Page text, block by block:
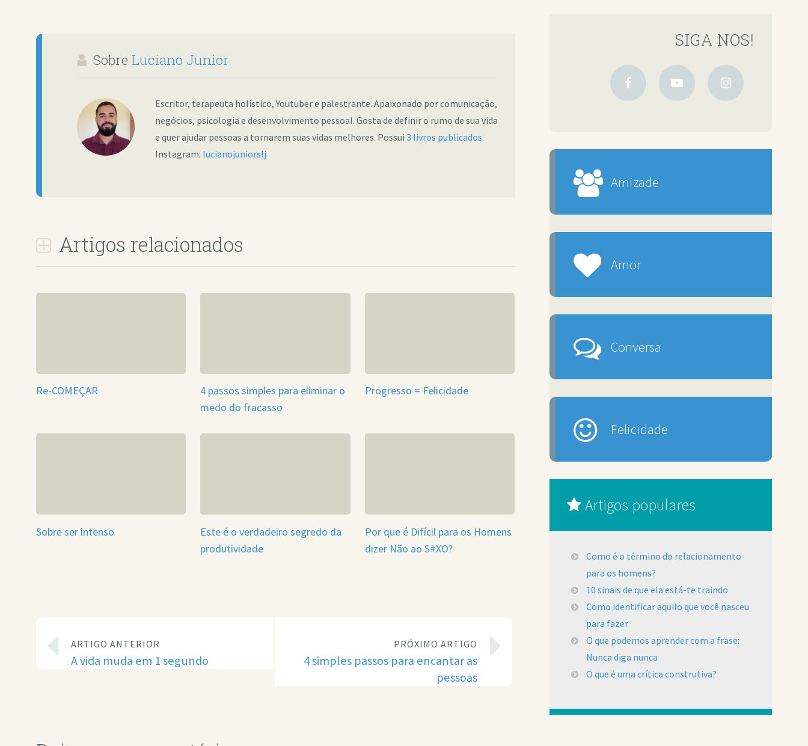
Sobre Luciano Junior
Escritor, terapeuta holístico, Youtuber e palestrante. Apaixonado por comunicação,
negócios, psicologia e desenvolvimento pessoal. Gosta de definir o rumo de sua vida
e quer ajudar pessoas a tornarem suas vidas melhores. Possui 3 livros publicados.
Instagram: lucianojuniorslj
Artigos relacionados
Re-COMEÇAR
4 passos simples para eliminar o
medo do fracasso
Progresso = Felicidade
Sobre ser intenso
Este é o verdadeiro segredo da
produtividade
Por que é Difícil para os Homens
dizer Não ao S#XO?
ARTIGO ANTERIOR
A vida muda em 1 segundo
PRÓXIMO ARTIGO
4 simples passos para encantar as
pessoas
SIGA NOS!
Amizade
Amor
Conversa
Felicidade
Artigos populares
Como é o término do relacionamento
para os homens?
10 sinais de que ela está-te traindo
Como identificar aquilo que você nasceu
para fazer
O que podemos aprender com a frase:
Nunca diga nunca
O que é uma crítica construtiva?